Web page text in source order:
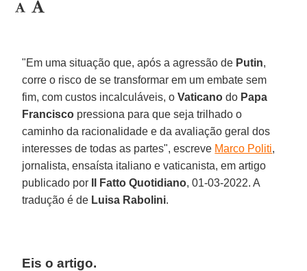
"Em uma situação que, após a agressão de Putin,
corre o risco de se transformar em um embate sem
fim, com custos incalculáveis, oVaticano do Papa
Francisco pressiona para que seja trilhado o
caminho da racionalidade e da avaliação geral dos
interesses de todas as partes", escreve Marco Politi,
jornalista, ensaísta italiano e vaticanista, em artigo
publicado por
Il Fatto Quotidiano, 01-03-2022. A
tradução é de Luisa Rabolini.
Eis o artigo.